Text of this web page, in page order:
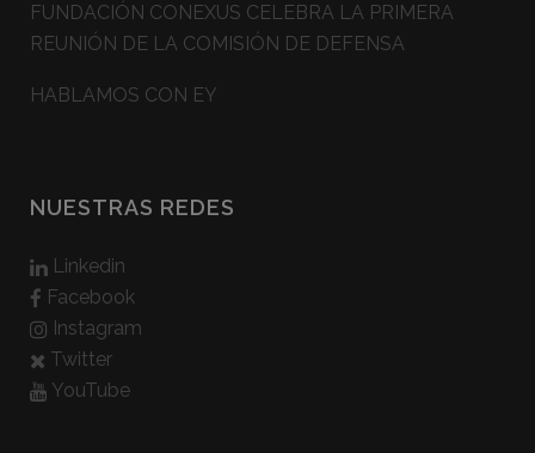
FUNDACIÓN CONEXUS CELEBRA LA PRIMERA
REUNIÓN DE LA COMISIÓN DE DEFENSA
HABLAMOS CON EY
NUESTRAS REDES
Linkedin
Facebook
Instagram
Twitter
YouTube